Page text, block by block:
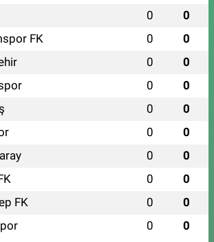
0 0
FK 0 0
0 0
0 0
0 0
0 0
0 0
0 0
FK 0 0
0 0